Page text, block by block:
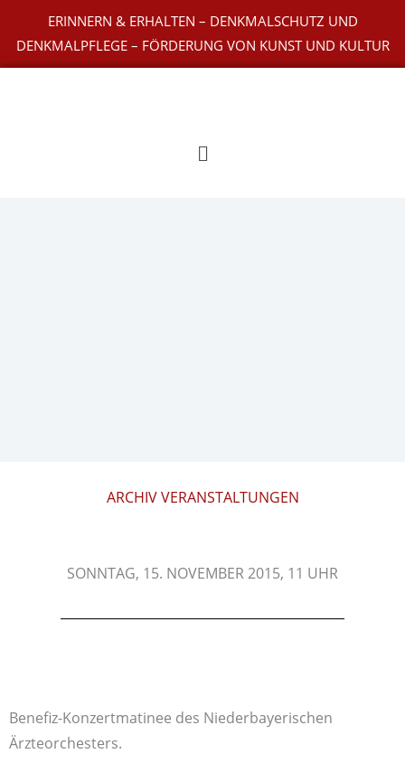
Inhalt
springen
ERINNERN & ERHALTEN – DENKMALSCHUTZ UND
DENKMALPFLEGE – FÖRDERUNG VON KUNST UND KULTUR
Main
ARCHIV VERANSTALTUNGEN
SONNTAG, 15. NOVEMBER 2015, 11 UHR
Benefiz-Konzertmatinee des Niederbayerischen
Ärzteorchesters.